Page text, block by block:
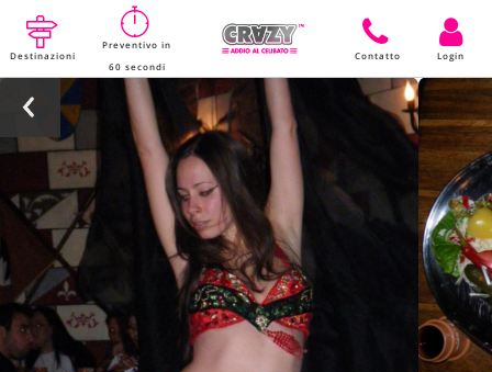
Destinazioni
Preventivo in
60 secondi
Contatto Login